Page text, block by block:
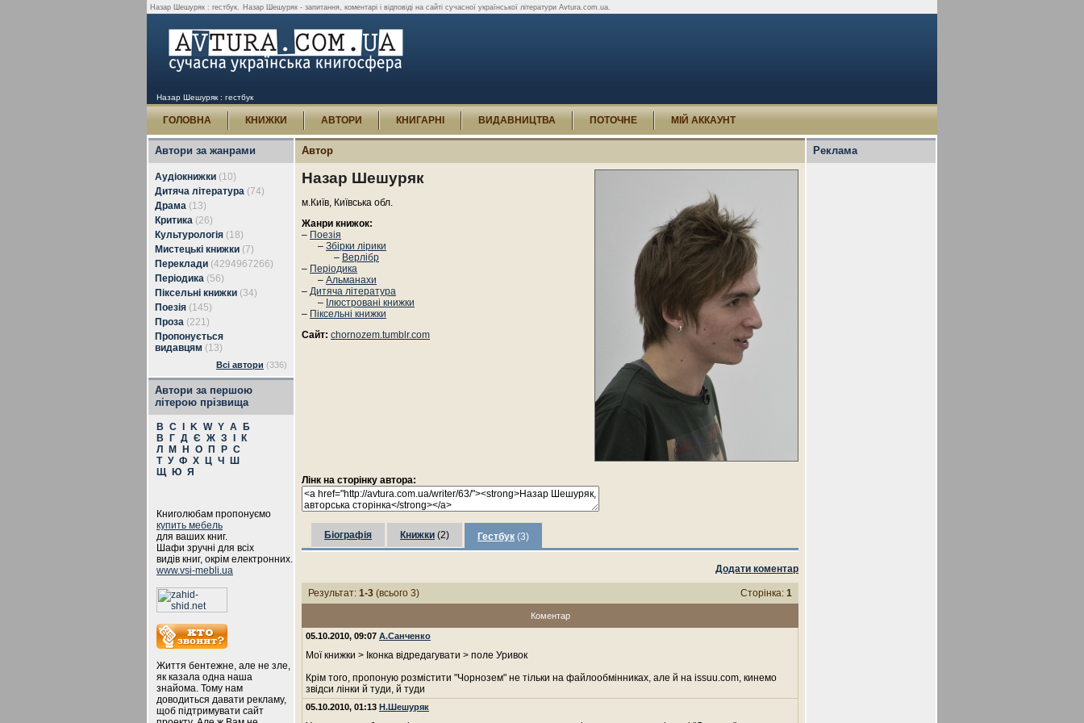
Назар Шешуряк : гестбук. Назар Шешуряк - запитання, коментарі і відповіді на сайті сучасної української літератури Avtura.com.ua.
Назар Шешуряк : гестбук
ГОЛОВНА КНИЖКИ АВТОРИ КНИГАРНІ ВИДАВНИЦТВА ПОТОЧНЕ МІЙ АККАУНТ
Автори за жанрами
Аудіокнижки (10)
Дитяча література (74)
Драма (13)
Критика (26)
Культурологія (18)
Мистецькі книжки (7)
Переклади (4294967266)
Періодика (56)
Піксельні книжки (34)
Поезія (145)
Проза (221)
Пропонується
видавцям (13)
Всі автори (336)
Автори за першою
літерою прізвища
B C K W Y А
Б
В
Г Д Є Ж З
К
Л
М Н О П Р С
Т У Ф Х Ц Ч
Ш
Щ
Ю Я
Книголюбам пропонуємо
купить мебель
для ваших книг.
Шафи зручні для всіх
видів книг, окрім електронних.
www.vsi-mebli.ua
Життя бентежне, але не зле,
як казала одна наша
знайома. Тому нам
доводиться давати рекламу,
щоб підтримувати сайт
Автор
Назар Шешуряк
м.Київ, Київська обл.
Жанри книжок:
– Поезія
– Збірки лірики
– Верлібр
– Періодика
– Альманахи
– Дитяча література
– Ілюстровані книжки
– Піксельні книжки
Сайт: chornozem.tumblr.com
Лінк на сторінку автора:
Біографія Книжки (2) Гестбук (3)
Додати коментар
Результат: 1-3 (всього 3) Сторінка: 1
Коментар
05.10.2010, 09:07 А.Санченко
Мої книжки > Іконка відредагувати > поле Уривок
Крім того, пропоную розмістити "Чорнозем" не тільки на файлообмінниках, але й на issuu.com, кинемо
звідси лінки й туди, й туди
05.10.2010, 01:13 Н.Шешуряк
Реклама